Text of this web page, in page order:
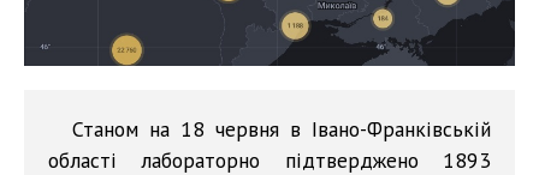
Станом на 18 червня в Івано-Франківській
області лабораторно підтверджено 1893